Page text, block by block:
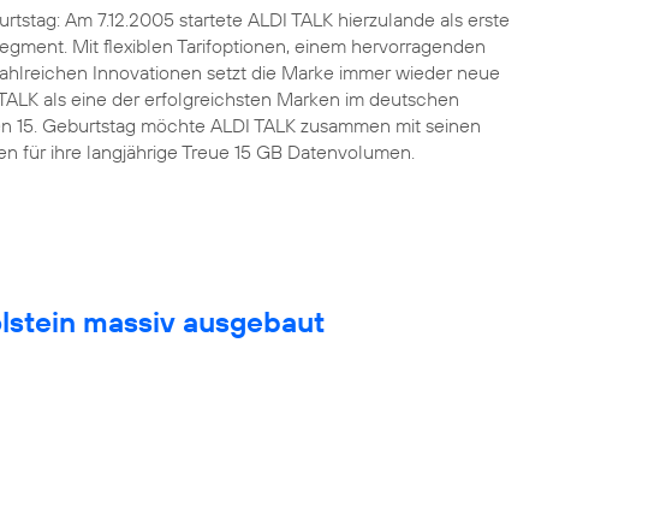
Am 7.12.2005 startete ALDI TALK hierzulande als erste
Mit flexiblen Tarifoptionen, einem hervorragenden
Innovationen setzt die Marke immer wieder neue
als eine der erfolgreichsten Marken im deutschen
15. Geburtstag möchte ALDI TALK zusammen mit seinen
für ihre langjährige Treue 15 GB Datenvolumen.
massiv ausgebaut